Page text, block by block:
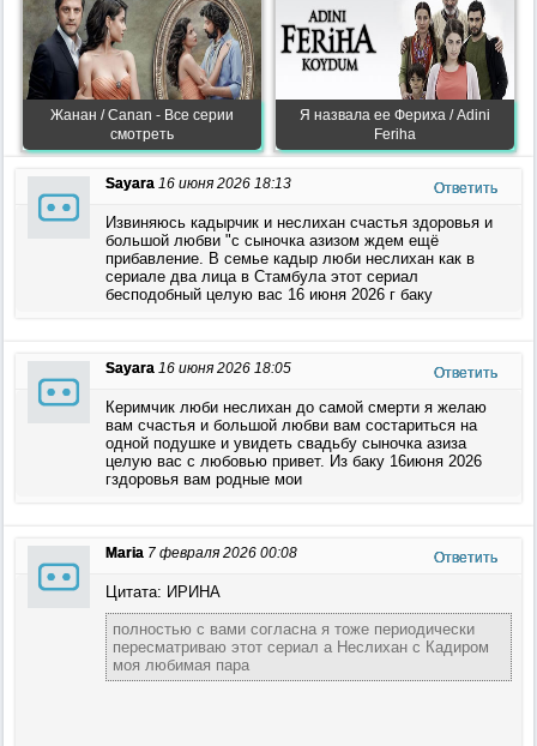
Жанан / Canan - Все серии
смотреть
Я назвала ее Фериха / Adini
Feriha
Sayara 16 июня 2026 18:13 Ответить
Извиняюсь кадырчик и неслихан счастья здоровья и
большой любви "с сыночка азизом ждем ещё
прибавление. В семье кадыр люби неслихан как в
сериале два лица в Стамбула этот сериал
бесподобный целую вас 16 июня 2026 г баку
Sayara 16 июня 2026 18:05 Ответить
Керимчик люби неслихан до самой смерти я желаю
вам счастья и большой любви вам состариться на
одной подушке и увидеть свадьбу сыночка азиза
целую вас с любовью привет. Из баку 16июня 2026
гздоровья вам родные мои
Maria 7 февраля 2026 00:08 Ответить
Цитата: ИРИНА
полностью с вами согласна я тоже периодически
пересматриваю этот сериал а Неслихан с Кадиром
моя любимая пара